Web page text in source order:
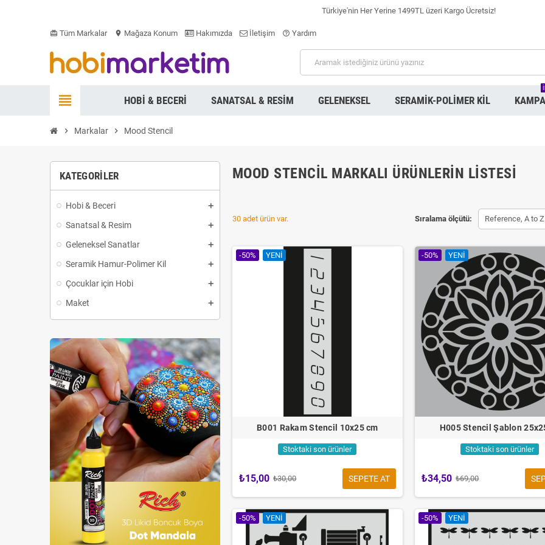
Türkiye'nin Her Yerine 1499TL üzeri Kargo Ücretsiz!
card_giftcard Tüm Markalar location_on Mağaza Konum Hakımızda İletişim help_outline Yardım
view_headline HOBI & BECERI SANATSAL & RESIM GELENEKSEL SERAMIK-POLIMER KIL
chevron_right Markalar chevron_right Mood Stencil
KATEGORILER
Hobi & Beceri
Sanatsal & Resim
Geleneksel Sanatlar
Seramik Hamur-Polimer Kil
Çocuklar için Hobi
Maket
MOOD STENCIL MARKALI ÜRÜNLERIN LISTESI
Sıralama ölçütü: Reference, A to Z
30 adet ürün var.
-50% YENI
B001 Rakam Stencil 10x25 cm
Stoktaki son ürünler
₺15,00 ₺30,00 SEPETE AT
-50% YENI
H005 Stencil Şablon
Stoktaki son ürünler
₺34,50 ₺69,00
-50% YENI -50% YENI